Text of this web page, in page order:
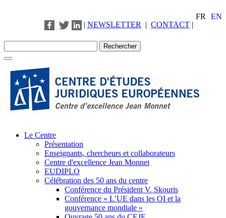
FR
EN
| NEWSLETTER | CONTACT |
Le Centre
Présentation
Enseignants, chercheurs et collaborateurs
Centre d'excellence Jean Monnet
EUDIPLO
Célébration des 50 ans du centre
Conférence du Président V. Skouris
Conférence « L’UE dans les OI et la
gouvernance mondiale »